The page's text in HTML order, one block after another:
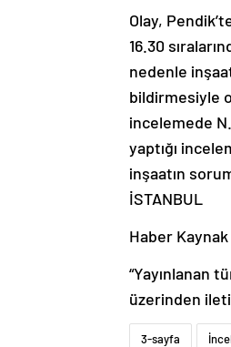
Olay,
16.30
nedenle
bildirmesiyle
incelemede
yaptığı
inşaatın
İSTANBUL
Haber Kaynak
“Yayınlanan
üzerinden
3-sayfa